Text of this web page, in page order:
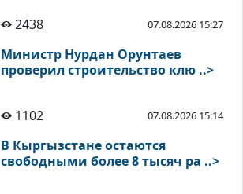
2438 07.08.2026 15:27
Министр Нурдан Орунтаев
проверил строительство клю ..>
1102 07.08.2026 15:14
В Кыргызстане остаются
свободными более 8 тысяч ра ..>